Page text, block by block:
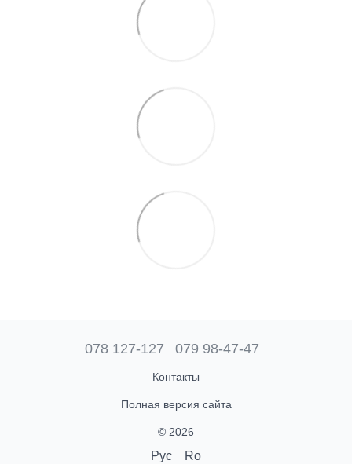
078 127-127 079 98-47-47
Контакты
Полная версия сайта
© 2026
Рус Ro